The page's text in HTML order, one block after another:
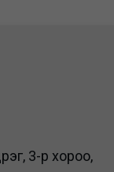
3-р хороо,